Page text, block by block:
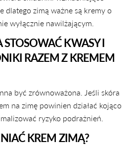
dlatego zimą ważne są kremy o
wyłącznie nawilżającym.
KWASY I
RAZEM Z KREMEM
być zrównoważona. Jeśli skóra
na zimę powinien działać kojąco
ryzyko podrażnień.
KREM ZIMĄ?